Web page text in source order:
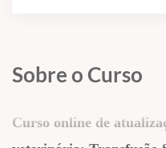
Sobre o Curso
Curso online de